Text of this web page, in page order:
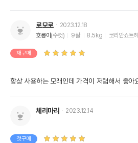
로모로
2023.12.18
호롱이 (수컷) 9살 8.5kg 코리안쇼트
재구매
항상 사용하는 모래인데 가격이 저렴해서 좋아
체리마리 2023.12.14
첫구매